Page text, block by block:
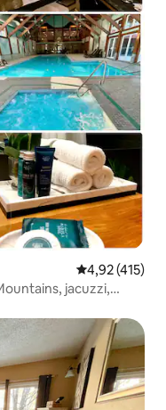
Prosječna
4,92 (415)
jacuzzi,
„Odabrali gosti”